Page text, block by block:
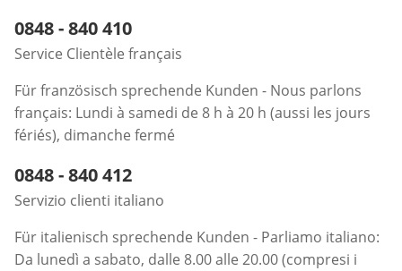
Telefonnummer:
0848 - 840 410
Service Clientèle français
Für französisch sprechende Kunden - Nous parlons
français: Lundi à samedi de 8 h à 20 h (aussi les jours
fériés), dimanche fermé
Telefonnummer:
0848 - 840 412
Servizio clienti italiano
Für italienisch sprechende Kunden - Parliamo italiano:
Da lunedì a sabato, dalle 8.00 alle 20.00 (compresi i